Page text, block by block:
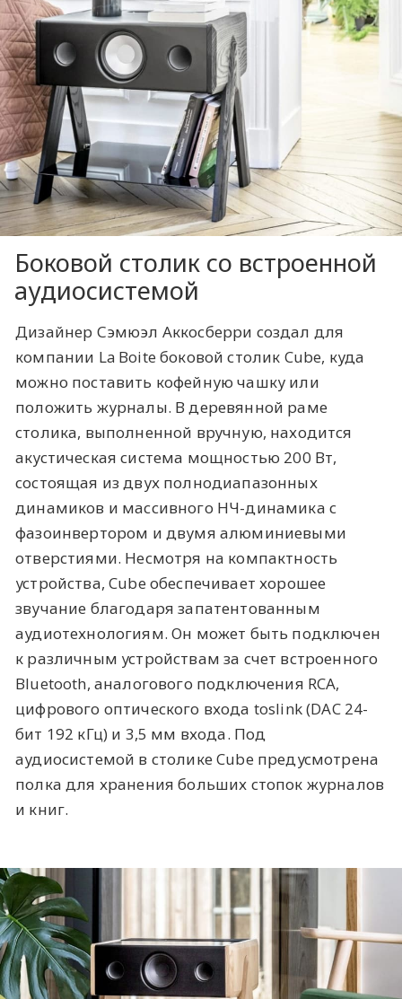
Боковой столик со встроенной
аудиосистемой
Дизайнер Сэмюэл Аккосберри создал для
компании La Boite боковой столик Cube, куда
можно поставить кофейную чашку или
положить журналы. В деревянной раме
столика, выполненной вручную, находится
акустическая система мощностью 200 Вт,
состоящая из двух полнодиапазонных
динамиков и массивного НЧ-динамика с
фазоинвертором и двумя алюминиевыми
отверстиями. Несмотря на компактность
устройства, Cube обеспечивает хорошее
звучание благодаря запатентованным
аудиотехнологиям. Он может быть подключен
к различным устройствам за счет встроенного
Bluetooth, аналогового подключения RCA,
цифрового оптического входа toslink (DAC 24-
бит 192 кГц) и 3,5 мм входа. Под
аудиосистемой в столике Cube предусмотрена
полка для хранения больших стопок журналов
и книг.